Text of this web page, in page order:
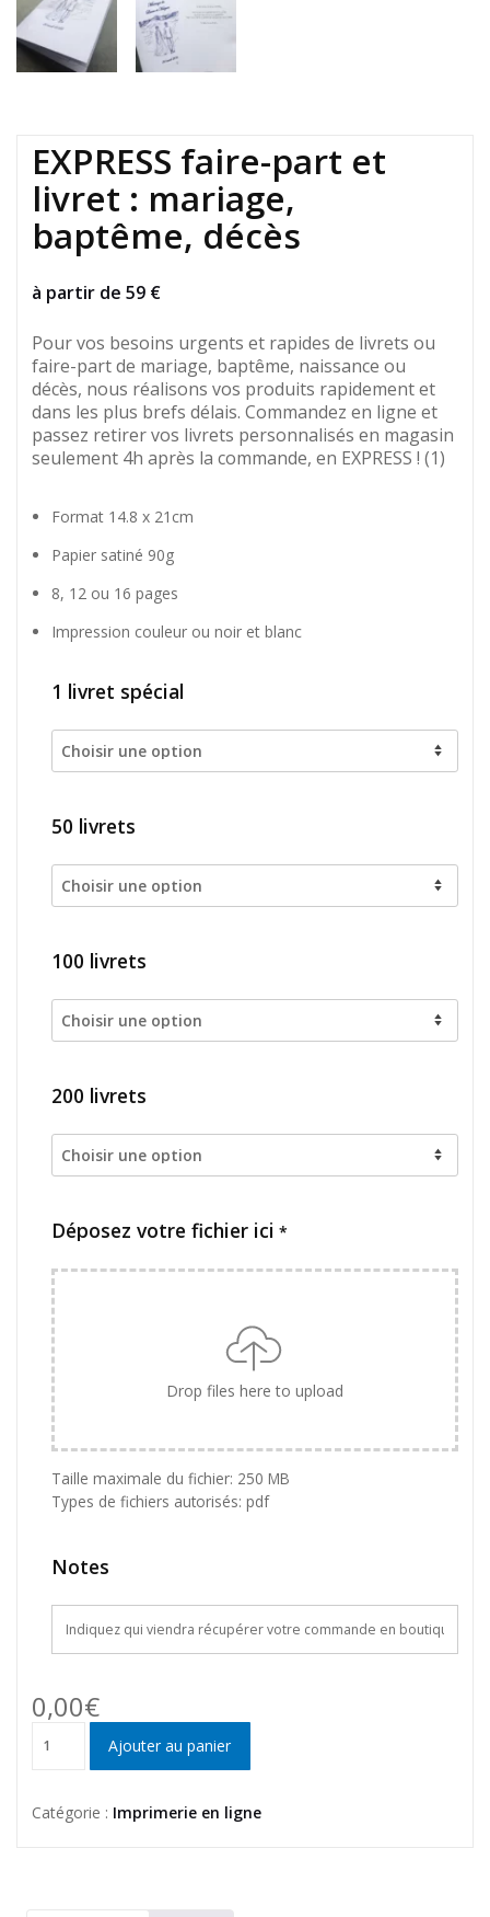
EXPRESS faire-part et
livret : mariage,
baptême, décès
à partir de 59 €
Pour vos besoins urgents et rapides de livrets ou
faire-part de mariage, baptême, naissance ou
décès, nous réalisons vos produits rapidement et
dans les plus brefs délais. Commandez en ligne et
passez retirer vos livrets personnalisés en magasin
seulement 4h après la commande, en EXPRESS ! (1)
Format 14.8 x 21cm
Papier satiné 90g
8, 12 ou 16 pages
Impression couleur ou noir et blanc
1 livret spécial
50 livrets
100 livrets
200 livrets
Déposez votre fichier ici *
Drop files here to upload
Taille maximale du fichier: 250 MB
Types de fichiers autorisés: pdf
Notes
0,00€
de
faire-
part
Ajouter au panier
Catégorie : Imprimerie en ligne